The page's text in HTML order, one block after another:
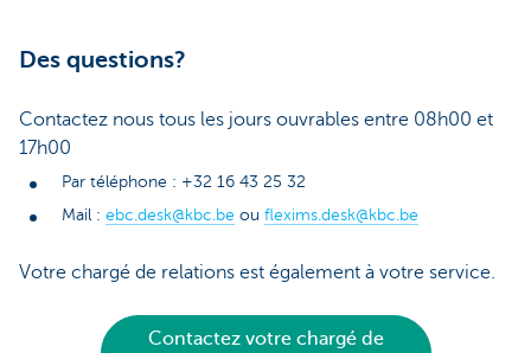
Des questions?
Contactez nous tous les jours ouvrables entre 08h00 et
17h00
Par téléphone : +32 16 43 25 32
Mail : ebc.desk@kbc.be ou flexims.desk@kbc.be
Votre chargé de relations est également à votre service.
Contactez votre chargé de